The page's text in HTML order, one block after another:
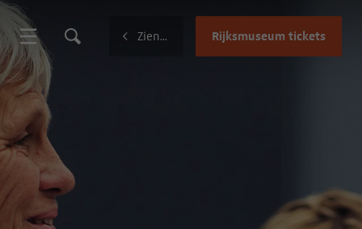
Zien en doen Rijksmuseum tickets